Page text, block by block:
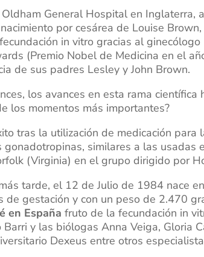
General Hospital en Inglaterra,
por cesárea de Louise
in vitro gracias al
(Premio Nobel de Medicina en el
de sus padres Lesley y John Brown.
los avances en esta rama científica
los momentos más importantes?
tras la utilización de medicación para
gonadotropinas, similares a las usadas
(Virginia) en el grupo dirigido por
tarde, el 12 de Julio de 1984 nace
de gestación y con un peso de 2.470
en España fruto de la fecundación in
Barri y las biólogas Anna Veiga, Gloria
Dexeus entre otros